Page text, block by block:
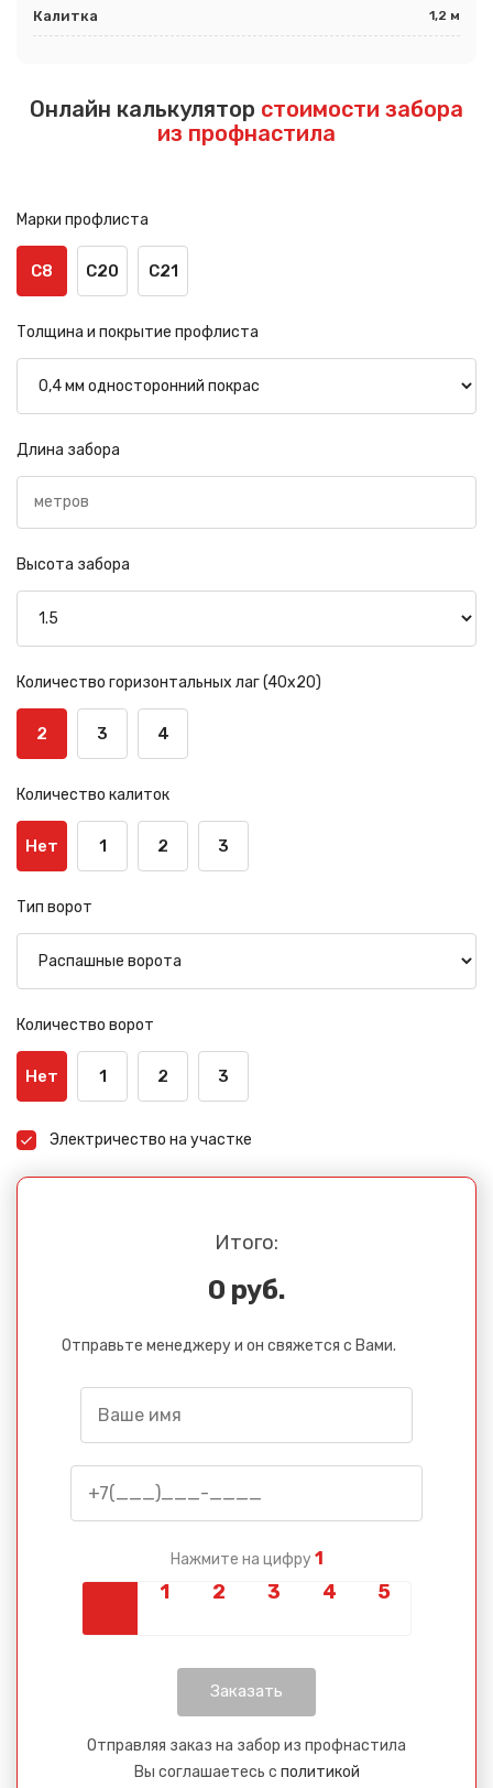
Калитка 1,2 м
Онлайн калькулятор стоимости забора
из профнастила
Марки профлиста
С8 С20 С21
Толщина и покрытие профлиста
Длина забора
Высота забора
Количество горизонтальных лаг (40х20)
2 3 4
Количество калиток
Нет 1 2 3
Тип ворот
Количество ворот
Нет 1 2 3
Электричество на участке
Итого:
0 руб.
Отправьте менеджеру и он свяжется с Вами.
Нажмите на цифру 1
Отправляя заказ на забор из профнастила
Вы соглашаетесь с политикой